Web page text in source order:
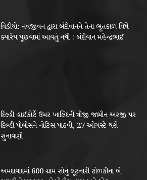
વિડીયો: નવજીવન દ્વારા બંદીવાનને તેના ભૂતકાળ વિષે
ક્યારેય પૂછવામાં આવતું નથી : બંદીવાન મહેન્દ્રભાઈ
દિલ્હી હાઈકોર્ટે ઉમર ખાલિદની ત્રીજી જામીન અરજી પર
દિલ્હી પોલીસને નોટિસ પાઠવી, 27 ઓગસ્ટે થશે
સુનાવણી
અમદાવાદમાં 600 ગ્રામ સોનું લૂંટનારી ટોળકીના બે